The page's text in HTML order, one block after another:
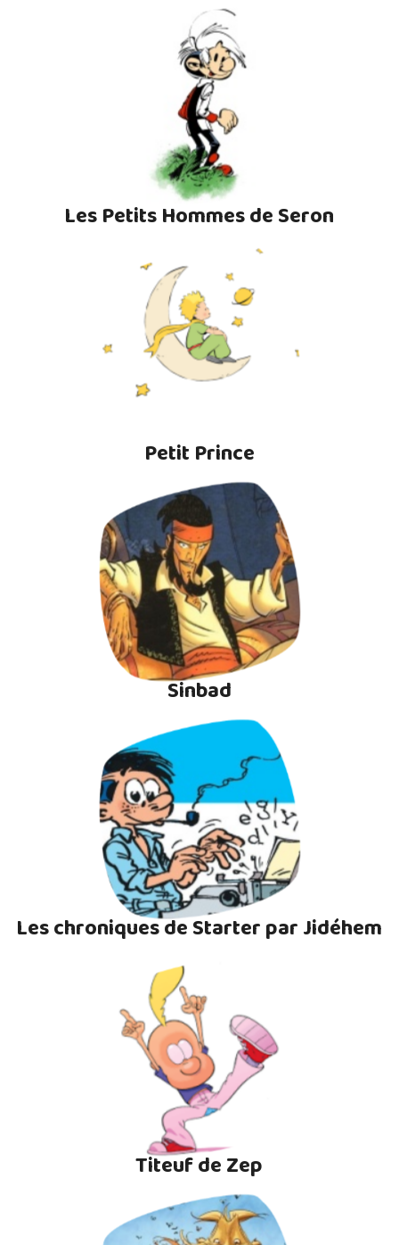
Les Petits Hommes de Seron
Petit Prince
Sinbad
Les chroniques de Starter par Jidéhem
Titeuf de Zep